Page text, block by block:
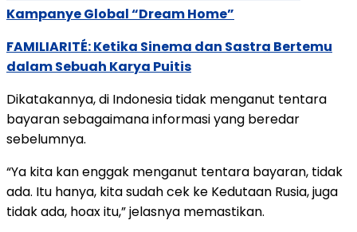
Kampanye Global “Dream Home”
FAMILIARITÉ: Ketika Sinema dan Sastra Bertemu
dalam Sebuah Karya Puitis
Dikatakannya, di Indonesia tidak menganut tentara
bayaran sebagaimana informasi yang beredar
sebelumnya.
“Ya kita kan enggak menganut tentara bayaran, tidak
ada. Itu hanya, kita sudah cek ke Kedutaan Rusia, juga
tidak ada, hoax itu,” jelasnya memastikan.